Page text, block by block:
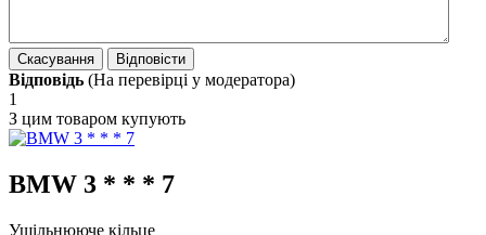
Відповідь (На перевірці у модератора)
1
З цим товаром купують
BMW 3 * * * 7
Ущільнююче кільце